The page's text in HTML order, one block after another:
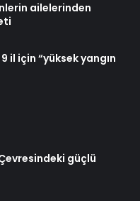
ailelerinden
il için “yüksek yangın
güçlü